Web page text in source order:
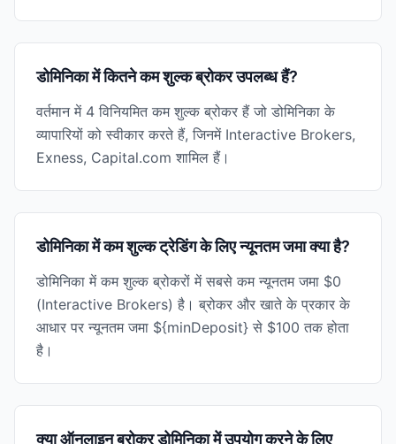
डोमिनिका में कितने कम शुल्क ब्रोकर उपलब्ध हैं?
वर्तमान में 4 विनियमित कम शुल्क ब्रोकर हैं जो डोमिनिका के
व्यापारियों को स्वीकार करते हैं, जिनमें Interactive Brokers,
Exness, Capital.com शामिल हैं।
डोमिनिका में कम शुल्क ट्रेडिंग के लिए न्यूनतम जमा क्या है?
डोमिनिका में कम शुल्क ब्रोकरों में सबसे कम न्यूनतम जमा $0
(Interactive Brokers) है। ब्रोकर और खाते के प्रकार के
आधार पर न्यूनतम जमा ${minDeposit} से $100 तक होता
है।
क्या ऑनलाइन ब्रोकर डोमिनिका में उपयोग करने के लिए